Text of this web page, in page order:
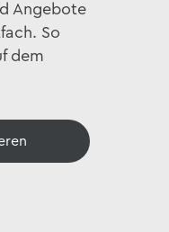
Angebote
So
dem